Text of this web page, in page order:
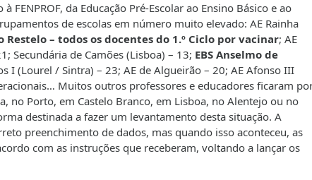
da Educação Pré-Escolar ao Ensino Básico e ao
de escolas em número muito elevado: AE Rainha
Restelo – todos os docentes do 1.º Ciclo por vacinar; AE
Secundária de Camões (Lisboa) – 13; EBS Anselmo de
I (Lourel / Sintra) – 23; AE de Algueirão – 20; AE Afonso III
Muitos outros professores e educadores ficaram
no Porto, em Castelo Branco, em Lisboa, no Alentejo ou no
destinada a fazer um levantamento desta situação. A
preenchimento de dados, mas quando isso aconteceu, as
com as instruções que receberam, voltando a lançar os